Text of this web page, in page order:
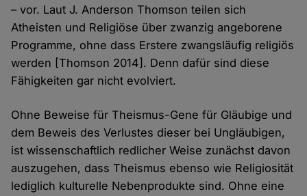
– vor. Laut J. Anderson Thomson teilen sich
Atheisten und Religiöse über zwanzig angeborene
Programme, ohne dass Erstere zwangsläufig religiös
werden [Thomson 2014]. Denn dafür sind diese
Fähigkeiten gar nicht evolviert.
Ohne Beweise für Theismus-Gene für Gläubige und
dem Beweis des Verlustes dieser bei Ungläubigen,
ist wissenschaftlich redlicher Weise zunächst davon
auszugehen, dass Theismus ebenso wie Religiosität
lediglich kulturelle Nebenprodukte sind. Ohne eine